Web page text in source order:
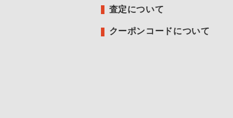
査定について
クーポンコードについて